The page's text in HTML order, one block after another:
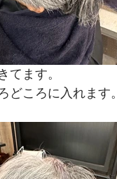
てます。
どころに入れます。